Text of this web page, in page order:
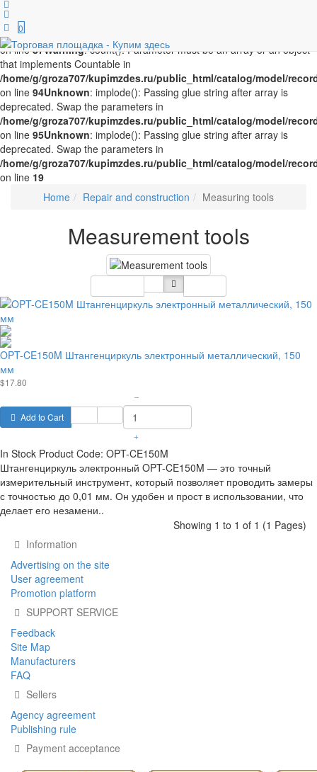
Unknown
Swap the parameters in
/home/g/groza707/kupimzdes.ru/public_html/catalog/model/
on line87Warning: count(): Parameter must be an array or an object
that implements Countable in
/home/g/groza707/kupimzdes.ru/public_html/catalog/model/
on line 94Unknown: implode(): Passing glue string after array is
deprecated. Swap the parameters in
/home/g/groza707/kupimzdes.ru/public_html/catalog/model/
on line 95Unknown: implode(): Passing glue string after array is
deprecated. Swap the parameters in
/home/g/groza707/kupimzdes.ru/public_html/catalog/model/
on line 19
0
Home Repair and construction Measuring tools
Measurement tools
OPT-CE150M Штангенциркуль электронный металлический, 150
мм
$17.80
Add to Cart
–
+
In Stock Product Code: OPT-CE150M
Штангенциркуль электронный OPT-CE150M — это точный
измерительный инструмент, который позволяет проводить замеры
с точностью до 0,01 мм. Он удобен и прост в использовании, что
делает его незамени..
Showing 1 to 1 of 1 (1 Pages)
Information
Advertising on the site
User agreement
Promotion platform
SUPPORT SERVICE
Feedback
Site Map
Manufacturers
FAQ
Sellers
Agency agreement
Publishing rule
Payment acceptance